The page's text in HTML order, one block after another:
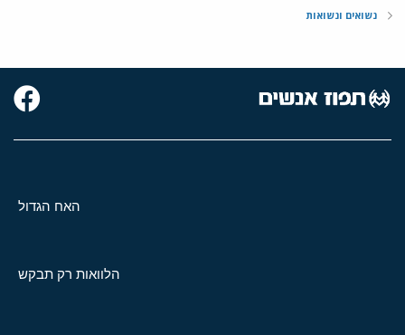
נשואים ונשואות
האח הגדול
הלוואות רק תבקש